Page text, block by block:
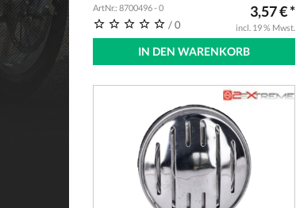
ArtNr.: 8700496 - 0
/ 0
3,57 € *
incl. 19 % Mwst.
IN DEN WARENKORB